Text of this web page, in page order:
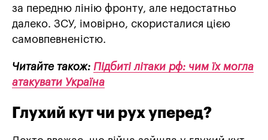
за передню лінію фронту, але недостатньо
далеко. ЗСУ, імовірно, скористалися цією
самовпевненістю.
Читайте також: Підбиті літаки рф: чим їх могла
атакувати Україна
Глухий кут чи рух уперед?